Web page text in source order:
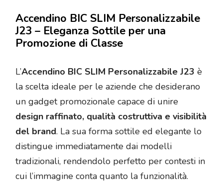
Accendino BIC SLIM Personalizzabile
J23 – Eleganza Sottile per una
Promozione di Classe
L’Accendino BIC SLIM Personalizzabile J23 è
la scelta ideale per le aziende che desiderano
un gadget promozionale capace di unire
design raffinato, qualità costruttiva e visibilità
del brand. La sua forma sottile ed elegante lo
distingue immediatamente dai modelli
tradizionali, rendendolo perfetto per contesti in
cui l’immagine conta quanto la funzionalità.